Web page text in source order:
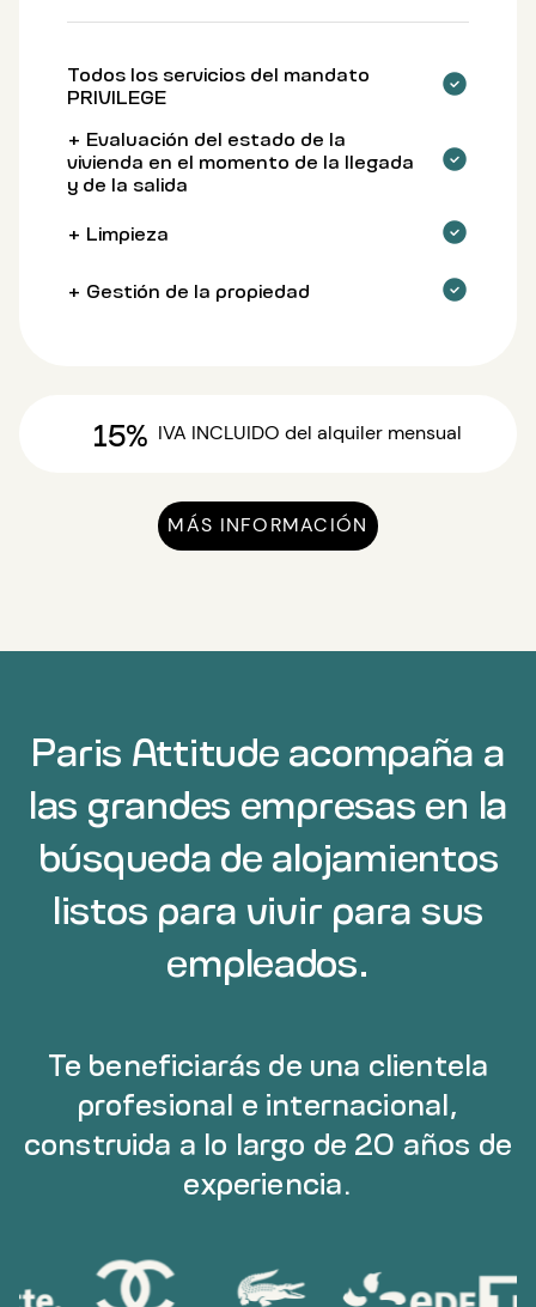
Todos los servicios del mandato
PRIVILEGE
+ Evaluación del estado de la
vivienda en el momento de la llegada
y de la salida
+ Limpieza
+ Gestión de la propiedad
15% IVA INCLUIDO del alquiler mensual
MÁS INFORMACIÓN
Paris Attitude acompaña a
las grandes empresas en la
búsqueda de alojamientos
listos para vivir para sus
empleados.
Te beneficiarás de una clientela
profesional e internacional,
construida a lo largo de 20 años de
experiencia.